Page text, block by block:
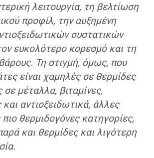
λειτουργία, τη βελτίωση
προφίλ, την αυξημένη
συστατικών
ευκολότερο κορεσμό και τη
Τη στιγμή, όμως, που
είναι χαμηλές σε θερμίδες
σε μέταλλα, βιταμίνες,
και αντιοξειδωτικά, άλλες
πιο θερμιδογόνες κατηγορίες,
και θερμίδες και λιγότερη